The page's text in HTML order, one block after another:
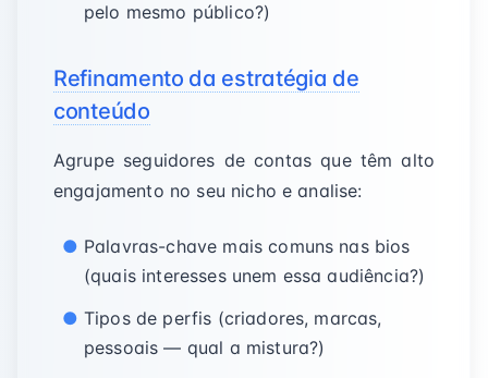
pelo mesmo público?)
Refinamento da estratégia de
conteúdo
Agrupe seguidores de contas que têm alto
engajamento no seu nicho e analise:
Palavras-chave mais comuns nas bios
(quais interesses unem essa audiência?)
Tipos de perfis (criadores, marcas,
pessoais — qual a mistura?)